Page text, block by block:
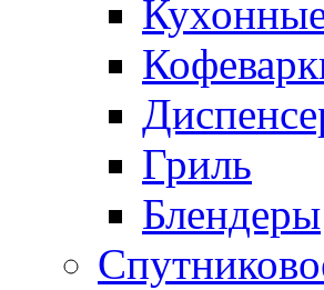
Гриль
Блендеры